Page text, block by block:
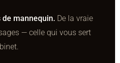
de mannequin. De la vraie
— celle qui vous sert